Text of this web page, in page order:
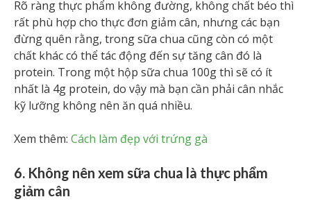
Rõ ràng thực phẩm không đường, không chất béo thì
rất phù hợp cho thực đơn giảm cân, nhưng các bạn
đừng quên rằng, trong sữa chua cũng còn có một
chất khác có thể tác động đến sự tăng cân đó là
protein. Trong một hộp sữa chua 100g thì sẽ có ít
nhất là 4g protein, do vậy mà bạn cần phải cân nhắc
kỹ lưỡng không nên ăn quá nhiều.
Xem thêm: Cách làm đẹp với trứng gà
6. Không nên xem sữa chua là thực phẩm
giảm cân